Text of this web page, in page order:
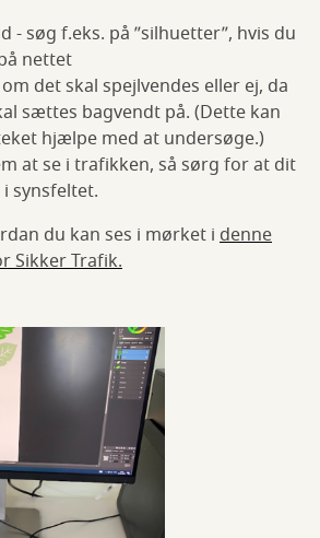
søg f.eks. på ”silhuetter”, hvis du
nettet
det skal spejlvendes eller ej, da
sættes bagvendt på. (Dette kan
hjælpe med at undersøge.)
at se i trafikken, så sørg for at dit
synsfeltet.
du kan ses i mørket i denne
Sikker Trafik.